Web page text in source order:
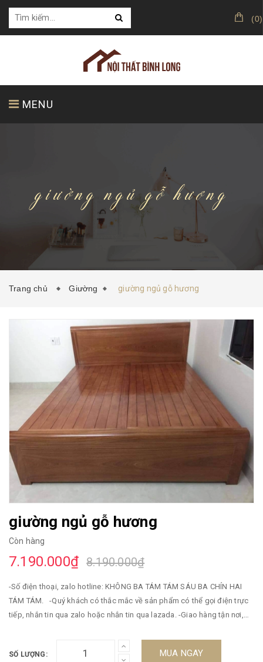
(0)
MENU
KHÁCH HÀNG CỦA CHÚNG TÔI
HƯỚNG DẪN MUA HÀNG
giường ngủ gỗ hương
Trang chủ Giường giường ngủ gỗ hương
giường ngủ gỗ hương
Còn hàng
7.190.000₫ 8.190.000₫
-Số điện thoại, zalo hotline: KHÔNG BA TÁM TÁM SÁU BA CHÍN HAI
TÁM TÁM. -Quý khách có thắc mắc về sản phẩm có thể gọi điện trực
tiếp, nhắn tin qua zalo hoặc nhắn tin qua lazada. -Giao hàng tận nơi,
ở miền trung, miền nam cần cọc tiền trước. -Miễn phí vận chuyển toàn
khu vực miền bắc. -Bảo hành 5 năm. Dài 2m, rộng 1m8.
SỐ LƯỢNG: MUA NGAY